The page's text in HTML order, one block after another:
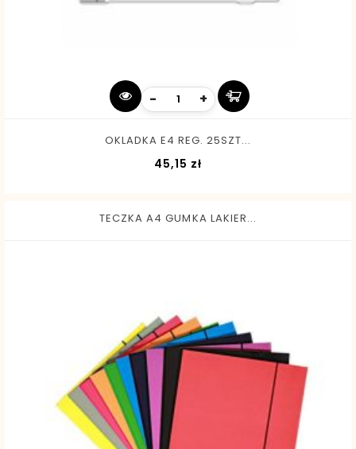
- +
OKLADKA E4 REG. 25SZT...
45,15 złCena
TECZKA A4 GUMKA LAKIER...